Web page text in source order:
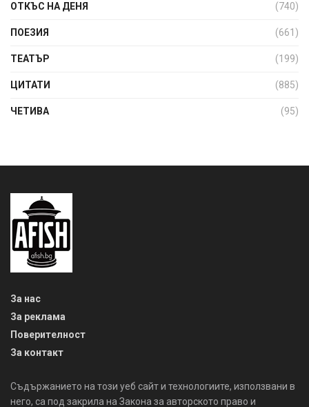
ОТКЪС НА ДЕНЯ (740)
ПОЕЗИЯ (661)
ТЕАТЪР (199)
ЦИТАТИ (885)
ЧЕТИВА (95)
За нас
За реклама
Поверителност
За контакт
Съдържанието на този уеб сайт и технологиите, използвани в
него, са под закрила на Закона за авторското право и